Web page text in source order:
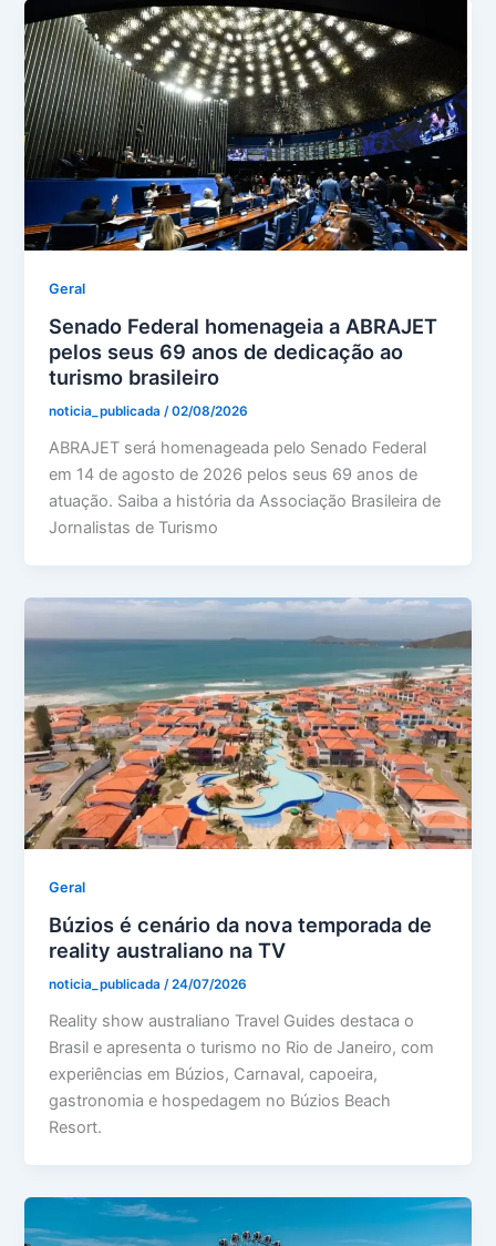
Geral
Senado Federal homenageia a ABRAJET
pelos seus 69 anos de dedicação ao
turismo brasileiro
noticia_publicada/02/08/2026
ABRAJET será homenageada pelo Senado Federal
em 14 de agosto de 2026 pelos seus 69 anos de
atuação. Saiba a história da Associação Brasileira de
Jornalistas de Turismo
Geral
Búzios é cenário da nova temporada de
reality australiano na TV
noticia_publicada/24/07/2026
Reality show australiano Travel Guides destaca o
Brasil e apresenta o turismo no Rio de Janeiro, com
experiências em Búzios, Carnaval, capoeira,
gastronomia e hospedagem no Búzios Beach
Resort.